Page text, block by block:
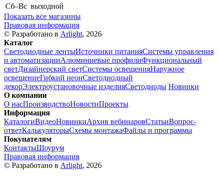
Сб–Вс выходной
Показать все магазины
Правовая информация
© Разработано в Arlight, 2026
Каталог
Светодиодные лентыИсточники питанияСистемы управления
и автоматизацииАлюминиевые профилиФункциональный
светДизайнерский светСистемы освещенияНаружное
освещениеГибкий неонСветодиодный
декорЭлектроустановочные изделияСветодиоды Новинки
О компании
О насПроизводствоНовостиПроекты
Информация
КаталогиВидеоНовинкиАрхив вебинаровСтатьиВопрос-
ответКалькуляторыСхемы монтажаФайлы и программы
Покупателям
КонтактыШоурум
Правовая информация
© Разработано в Arlight, 2026